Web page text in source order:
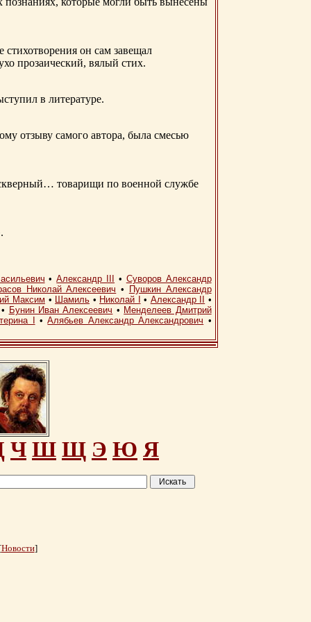
он сам завещал
прозаический, вялый стих.
в литературе.
отзыву самого автора, была смесью
товарищи по военной службе
•Александр III • Суворов Александр
Николай Алексеевич •
Пушкин Александр
Максим • Шамиль • Николай I • Александр II
•
Бунин Иван Алексеевич • Менделеев Дмитрий
I
•Алябьев Александр Александрович •
Ч Ш Щ Э Ю Я
Новости]